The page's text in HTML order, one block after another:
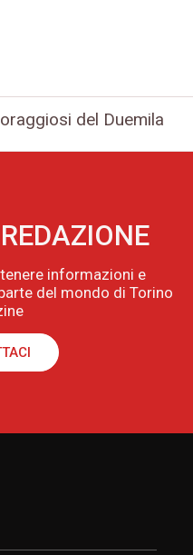
del Duemila
informazioni e
del mondo di Torino